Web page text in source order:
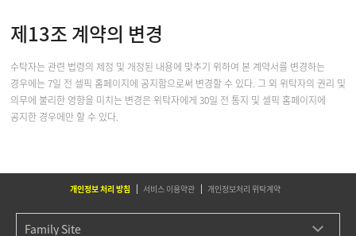
제13조 계약의 변경
수탁자는 관련 법령의 제정 및 개정된 내용에 맞추기 위하여 본 계약서를 변경하는
경우에는 7일 전 셀픽 홈페이지에 공지함으로써 변경할 수 있다. 그 외 위탁자의 권리 및
의무에 불리한 영향을 미치는 변경은 위탁자에게 30일 전 통지 및 셀픽 홈페이지에
공지한 경우에만 할 수 있다.
개인정보 처리 방침 서비스 이용약관 개인정보처리 위탁계약